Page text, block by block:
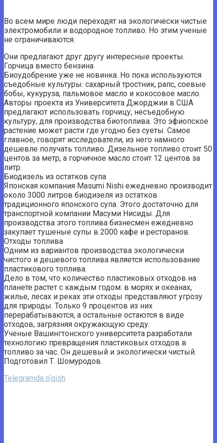
Во всем мире люди переходят на экологически чистые
электромобили и водородное топливо. Но этим ученые
не ограничиваются.
Они предлагают друг другу интересные проекты.
Горчица вместо бензина
Биоудобрение уже не новинка. Но пока используются
съедобные культуры: сахарный тростник, рапс, соевые
бобы, кукуруза, пальмовое масло и кокосовое масло.
Авторы проекта из Университета Джорджии в США
предлагают использовать горчицу, несъедобную
культуру, для производства биотоплива. Это эфиопское
растение может расти где угодно без суеты. Самое
главное, говорят исследователи, из него намного
дешевле получать топливо. Дизельное топливо стоит 50
центов за метр, а горчичное масло стоит 12 центов за
литр.
Биодизель из остатков супа
Японская компания Masumi Nishi ежедневно производит
около 3000 литров биодизеля из остатков
традиционного японского супа. Этого достаточно для
транспортной компании Масуми Нисиды. Для
производства этого топлива бизнесмен ежедневно
закупает тушеные супы в 2000 кафе и ресторанов.
Отходы топлива
Одним из вариантов производства экологически
чистого и дешевого топлива является использование
пластикового топлива.
Дело в том, что количество пластиковых отходов на
планете растет с каждым годом: в морях и океанах,
жилье, лесах и реках эти отходы представляют угрозу
для природы. Только 9 процентов из них
перерабатываются, а остальные остаются в виде
отходов, загрязняя окружающую среду.
Ученые Вашингтонского университета разработали
технологию превращения пластиковых отходов в
топливо за час. Он дешевый и экологически чистый.
Подготовил Т. Шомуродов.
Telegramda o‘qish